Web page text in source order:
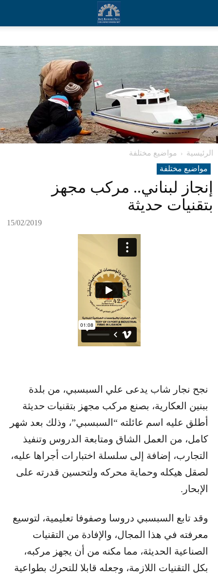
الرئيسية
مواضيع مختلفة
مواضيع مختلفة
إنجاز لبناني.. مركب مجهز
بتقنيات حديثة
15/02/2019
نجح نجار شاب يدعى علي السبسبي، من بلدة
ببنين العكارية، بصنع مركب مجهز بتقنيات حديثة
أطلق عليه اسم عائلته “السبسبي”، وذلك بعد شهر
كامل، من العمل الشاق ومتابعة الدروس وتنفيذ
التجارب، إضافة إلى سلسلة اختبارات أجراها عليه،
لصقل هيكله وحماية محركه ولتحسين قدرته على
الإبحار.
وقد تابع السبسبي دروسا وصفوفا تعليمية، لتوسيع
معرفته في هذا المجال، والإفادة من التقنيات
الصناعية الحديثة، مما مكنه من أن يجهز مركبه،
بكل التقنيات اللازمة، وجعله قابلا للتحرك بطواعية